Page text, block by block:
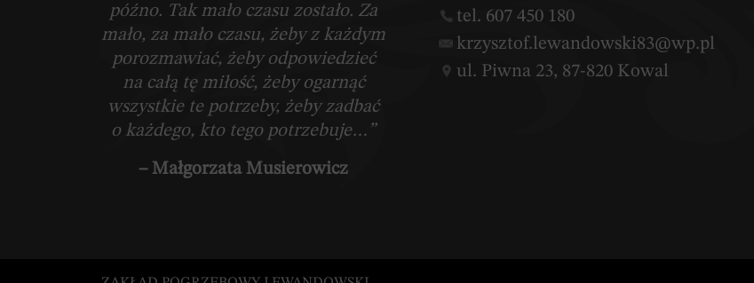
późno. Tak mało czasu zostało. Za
mało, za mało czasu, żeby z każdym
porozmawiać, żeby odpowiedzieć
na całą tę miłość, żeby ogarnąć
wszystkie te potrzeby, żeby zadbać
o każdego, kto tego potrzebuje…”
– Małgorzata Musierowicz
tel. 607 450 180
krzysztof.lewandowski83@wp.pl
ul. Piwna 23, 87-820 Kowal